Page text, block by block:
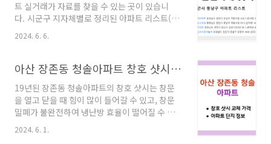
apt에서 제공하는 항목들이 비슷하지만, 약간 틀
린 것도 있습니다. K-apt에서 엑셀 파일을 다운
로드 받아서 확인해보니 다음과 같은 항목들이
양형태, 사용승인일, 가입일, 동수..
트 실거래가 자료를 찾을 수 있는 곳이 있습니
다. 시군구 지자체별로 정리된 아파트 리스트(아
원하는 아파트명만 클릭하면 바로 실거래가를 확
하게 받아보기 아파트 실거래가 간편하게 찾는
방법다음 절차에 따라 해보시면 바로 아파트 실
거래가를 찾을 수 있습니다. ① 아래에 있는 지자
체 시군구 명칭(가나다 순)을 클릭하고, ② 아파
트 명칭(도로명주소) 리스트에서 원하는 아파트
명을 찾아서 클릭하면, ③ 아파트 실거래가 조회
2024. 6. 6.
아산 장존동 청솔아파트 창호 샷시 교체 가격
19년된 장존동 청솔아파트의 창호 샷시는 창문
을 열고 닫을 때 힘이 많이 들어갈 수 있고, 창문
밀폐가 불완전하여 냉난방 효율이 떨어질 수 있
여 '장존동 청솔아파트 발코니 샤시' 알아보시
2024. 6. 1.